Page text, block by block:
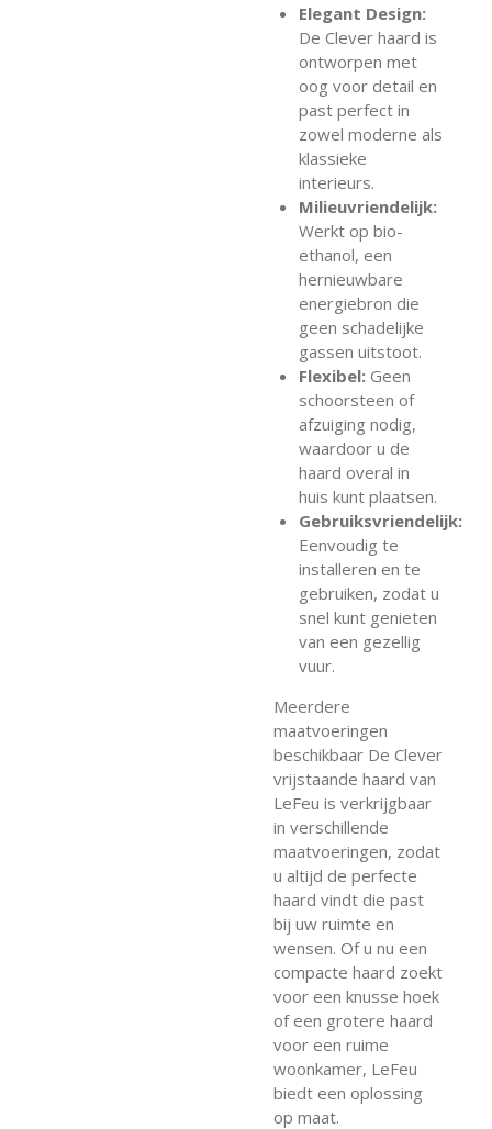
Elegant Design:
De Clever haard is
ontworpen met
oog voor detail en
past perfect in
zowel moderne als
klassieke
interieurs.
Milieuvriendelijk:
Werkt op bio-
ethanol, een
hernieuwbare
energiebron die
geen schadelijke
gassen uitstoot.
Flexibel: Geen
schoorsteen of
afzuiging nodig,
waardoor u de
haard overal in
huis kunt plaatsen.
Gebruiksvriendelijk:
Eenvoudig te
installeren en te
gebruiken, zodat u
snel kunt genieten
van een gezellig
vuur.
Meerdere
maatvoeringen
beschikbaar De Clever
vrijstaande haard van
LeFeu is verkrijgbaar
in verschillende
maatvoeringen, zodat
u altijd de perfecte
haard vindt die past
bij uw ruimte en
wensen. Of u nu een
compacte haard zoekt
voor een knusse hoek
of een grotere haard
voor een ruime
woonkamer, LeFeu
biedt een oplossing
op maat.